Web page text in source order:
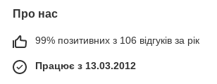
Про нас
99% позитивних з 106 відгуків за рік
Працює з 13.03.2012